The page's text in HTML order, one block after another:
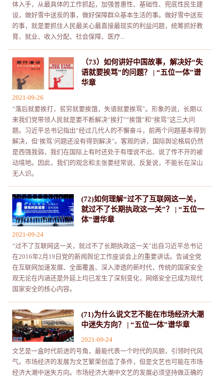
体入手，从最具体的工作抓起，加强普惠性、基础性、兜底性民生建
设，做好雪中送炭的事，做好保障群众基本生活的事。做好雪中送炭
的事，就是要抓住人民最关心最直接最现实的利益问题，统筹抓好教
育、就业、收入分配、社会保障、医疗...
（73）如何讲好中国故事，解决好“失
语就要挨骂”的问题？ | “五位一体”谱
华章
2021-09-26
“落后就要挨打，贫穷就要挨饿，失语就要挨骂”。形象的说，长期以
来我们党带领人民就是要不断解决“挨打”“挨饿”和“挨骂”这三大问
题。习近平总书记指出“经过几代人的不懈奋斗，前两个问题基本得到
解决，但‘挨骂’问题还没有得到解决”。客观的讲，国际舆论格局仍然
是西强我弱，我们在国际上有时还处于有理说不出、说了传不开的被
动境地。因此，我们的观念和主张要经常说、反复说，不能长在深山
无人识。
(72)如何理解“过不了互联网这一关，
就过不了长期执政这一关”？ | “五位一
体”谱华章
2021-09-24
“过不了互联网这一关，就过不了长期执政这一关”出自习近平总书记
在2016年2月19日党的新闻舆论工作座谈会上的重要讲话。告诫全党
在互联网加速发展、全面覆盖、深入渗透的新时代，传统的国家安全
观无论在内涵还是外延上均已发生了深刻变化，网络安全已成为现代
国家安全的核心内容。
(71)为什么说文艺不能在市场经济大潮
中迷失方向？ | “五位一体”谱华章
2021-09-24
文艺是一盒时代前进的号角，最能代表一个时代的风貌，引领时代风
气。市场经济的发展为文艺繁荣创造了条件，但是文艺也可能在市场
经济大潮中迷失方向。市场经济大潮中文艺的发展必须坚持做正确的